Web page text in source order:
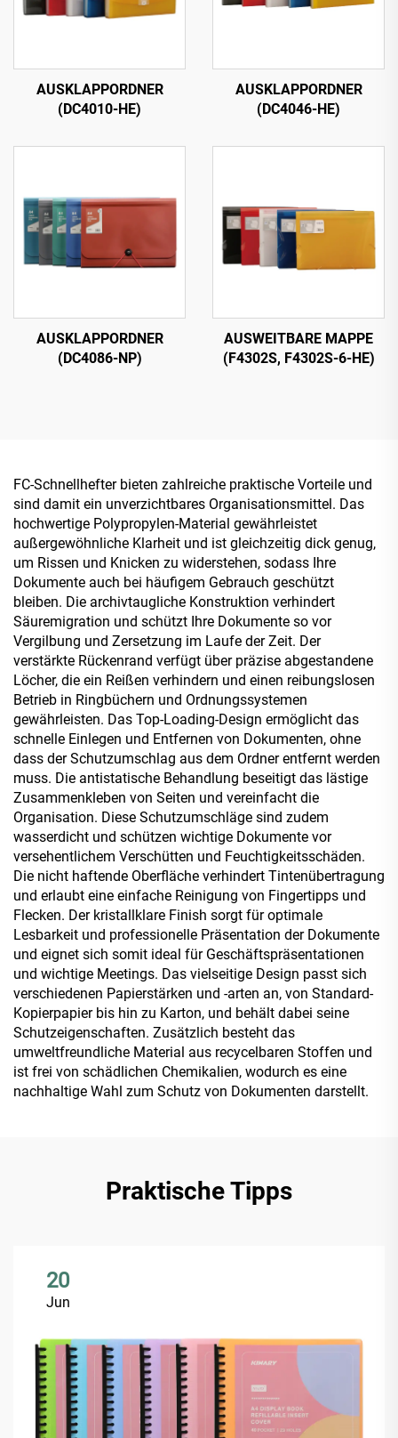
AUSKLAPPORDNER
(DC4010-HE)
AUSKLAPPORDNER
(DC4046-HE)
AUSKLAPPORDNER
(DC4086-NP)
AUSWEITBARE MAPPE
(F4302S, F4302S-6-HE)
FC-Schnellhefter bieten zahlreiche praktische Vorteile und
sind damit ein unverzichtbares Organisationsmittel. Das
hochwertige Polypropylen-Material gewährleistet
außergewöhnliche Klarheit und ist gleichzeitig dick genug,
um Rissen und Knicken zu widerstehen, sodass Ihre
Dokumente auch bei häufigem Gebrauch geschützt
bleiben. Die archivtaugliche Konstruktion verhindert
Säuremigration und schützt Ihre Dokumente so vor
Vergilbung und Zersetzung im Laufe der Zeit. Der
verstärkte Rückenrand verfügt über präzise abgestandene
Löcher, die ein Reißen verhindern und einen reibungslosen
Betrieb in Ringbüchern und Ordnungssystemen
gewährleisten. Das Top-Loading-Design ermöglicht das
schnelle Einlegen und Entfernen von Dokumenten, ohne
dass der Schutzumschlag aus dem Ordner entfernt werden
muss. Die antistatische Behandlung beseitigt das lästige
Zusammenkleben von Seiten und vereinfacht die
Organisation. Diese Schutzumschläge sind zudem
wasserdicht und schützen wichtige Dokumente vor
versehentlichem Verschütten und Feuchtigkeitsschäden.
Die nicht haftende Oberfläche verhindert Tintenübertragung
und erlaubt eine einfache Reinigung von Fingertipps und
Flecken. Der kristallklare Finish sorgt für optimale
Lesbarkeit und professionelle Präsentation der Dokumente
und eignet sich somit ideal für Geschäftspräsentationen
und wichtige Meetings. Das vielseitige Design passt sich
verschiedenen Papierstärken und -arten an, von Standard-
Kopierpapier bis hin zu Karton, und behält dabei seine
Schutzeigenschaften. Zusätzlich besteht das
umweltfreundliche Material aus recycelbaren Stoffen und
ist frei von schädlichen Chemikalien, wodurch es eine
nachhaltige Wahl zum Schutz von Dokumenten darstellt.
Praktische Tipps
20
Jun